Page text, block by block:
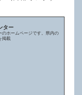
ター
のホームページです。県内の
掲載